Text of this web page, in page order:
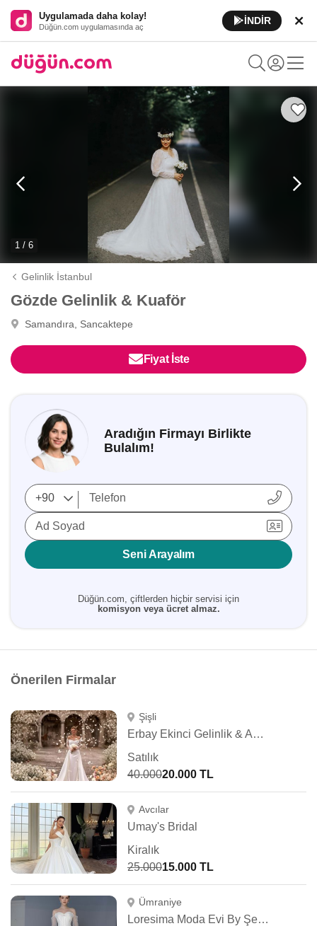
Uygulamada daha kolay!
Düğün.com uygulamasında aç
İNDİR
1 / 6
Gelinlik İstanbul
Gözde Gelinlik & Kuaför
Samandıra, Sancaktepe
Fiyat İste
Aradığın Firmayı Birlikte
Bulalım!
Ad Soyad
Seni Arayalım
Düğün.com, çiftlerden hiçbir servisi için
komisyon veya ücret almaz.
Önerilen Firmalar
Şişli
Erbay Ekinci Gelinlik & Abiye
Satılık
40.00020.000 TL
Avcılar
Umay's Bridal
Kiralık
25.00015.000 TL
Ümraniye
Loresima Moda Evi By Şennur Kosif